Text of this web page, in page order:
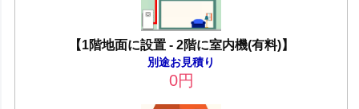
【1階地面に設置 - 2階に室内機(有料)】
別途お見積り
0円